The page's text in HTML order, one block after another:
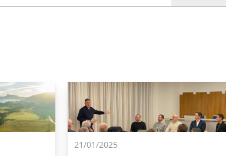
21/01/2025